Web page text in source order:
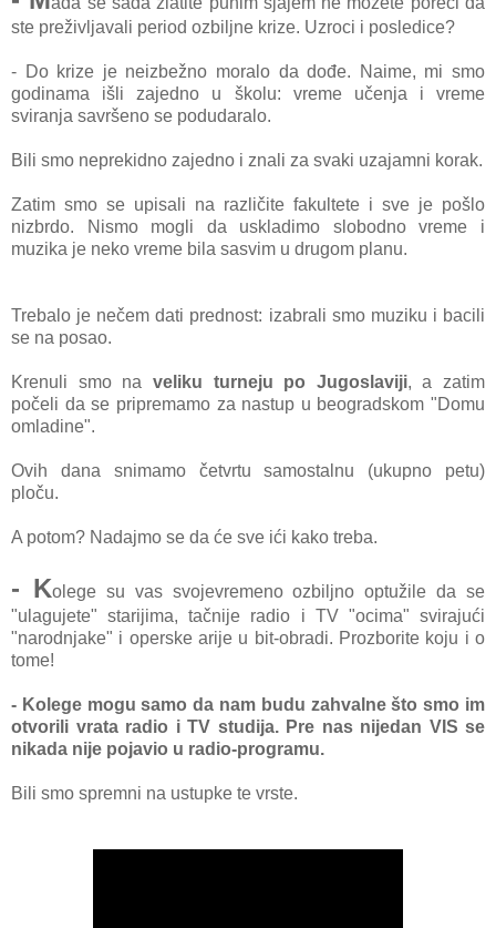
ste preživljavali period ozbiljne krize. Uzroci i posledice?
- Do krize je neizbežno moralo da dođe. Naime, mi smo
godinama išli zajedno u školu: vreme učenja i vreme
sviranja savršeno se podudaralo.
Bili smo neprekidno zajedno i znali za svaki uzajamni korak.
Zatim smo se upisali na različite fakultete i sve je pošlo
nizbrdo. Nismo mogli da uskladimo slobodno vreme i
muzika je neko vreme bila sasvim u drugom planu.
Trebalo je nečem dati prednost: izabrali smo muziku i bacili
se na posao.
Krenuli smo na veliku turneju po Jugoslaviji, a zatim
počeli da se pripremamo za nastup u beogradskom "Domu
omladine".
Ovih dana snimamo četvrtu samostalnu (ukupno petu)
ploču.
A potom? Nadajmo se da će sve ići kako treba.
- Kolege su vas svojevremeno ozbiljno optužile da se
"ulagujete" starijima, tačnije radio i TV "ocima" svirajući
"narodnjake" i operske arije u bit-obradi. Prozborite koju i o
tome!
- Kolege mogu samo da nam budu zahvalne što smo im
otvorili vrata radio i TV studija. Pre nas nijedan VIS se
nikada nije pojavio u radio-programu.
Bili smo spremni na ustupke te vrste.